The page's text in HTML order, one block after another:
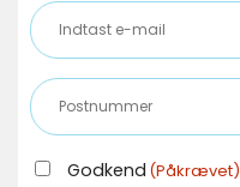
Indtast
e-
mail
(Påkrævet)
Postnummer
(Påkrævet)
GODKEND
Godkend (Påkrævet)